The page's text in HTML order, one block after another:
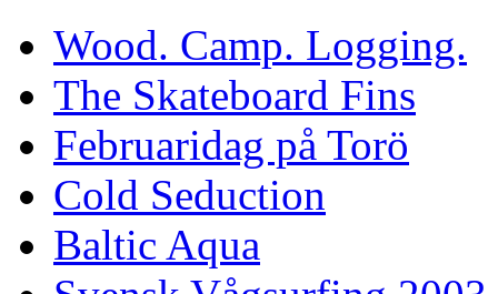
Wood. Camp. Logging.
The Skateboard Fins
Februaridag på Torö
Cold Seduction
Baltic Aqua